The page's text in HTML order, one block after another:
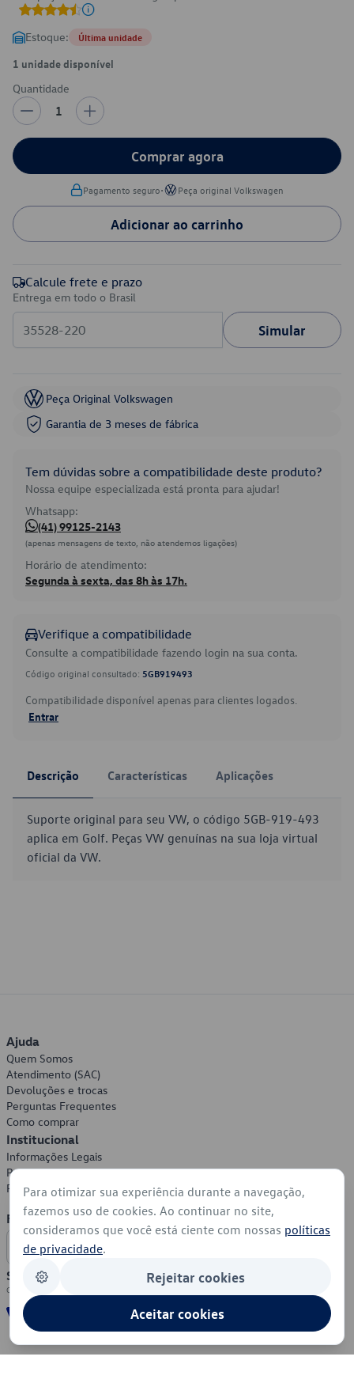
Estoque: Última unidade
1 unidade disponível
Quantidade
1
Comprar agora
Pagamento seguro• Peça original Volkswagen
Adicionar ao carrinho
Calcule frete e prazo
Entrega em todo o Brasil
Simular
Peça Original Volkswagen
Garantia de 3 meses de fábrica
Tem dúvidas sobre a compatibilidade deste produto?
Nossa equipe especializada está pronta para ajudar!
Whatsapp:
(41) 99125-2143
(apenas mensagens de texto, não atendemos ligações)
Horário de atendimento:
Segunda à sexta, das 8h às 17h.
Verifique a compatibilidade
Consulte a compatibilidade fazendo login na sua conta.
Código original consultado: 5GB919493
Compatibilidade disponível apenas para clientes logados.
Entrar
Descrição Características Aplicações
Suporte original para seu VW, o código 5GB-919-493
aplica em Golf. Peças VW genuínas na sua loja virtual
oficial da VW.
Ajuda
Quem Somos
Atendimento (SAC)
Devoluções e trocas
Perguntas Frequentes
Como comprar
Institucional
Informações Legais
Política de Privacidade
Política de Cookies
Formas de Pagamento
Segurança
Para otimizar sua experiência durante a navegação,
fazemos uso de cookies. Ao continuar no site,
consideramos que você está ciente com nossas políticas
de privacidade.
Rejeitar cookies
Aceitar cookies